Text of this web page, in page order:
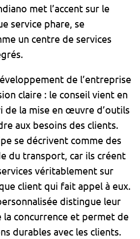
met l’accent sur le
service phare, se
un centre de services
de l’entreprise
claire : le conseil vient en
de la mise en œuvre d’outils
aux besoins des clients.
se décrivent comme des
du transport, car ils créent
véritablement sur
client qui fait appel à eux.
distingue leur
la concurrence et permet de
durables avec les clients.